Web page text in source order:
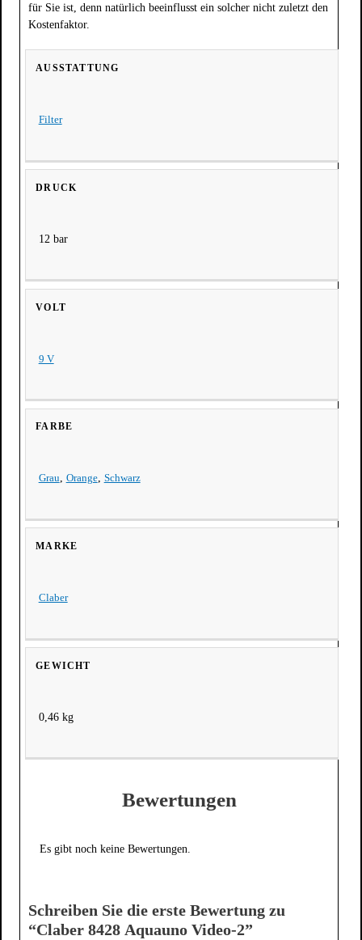
für Sie ist, denn natürlich beeinflusst ein solcher nicht zuletzt den
Kostenfaktor.
AUSSTATTUNG
Filter
DRUCK
12 bar
VOLT
9 V
FARBE
Grau, Orange, Schwarz
MARKE
Claber
GEWICHT
0,46 kg
Bewertungen
Es gibt noch keine Bewertungen.
Schreiben Sie die erste Bewertung zu
“Claber 8428 Aquauno Video-2”